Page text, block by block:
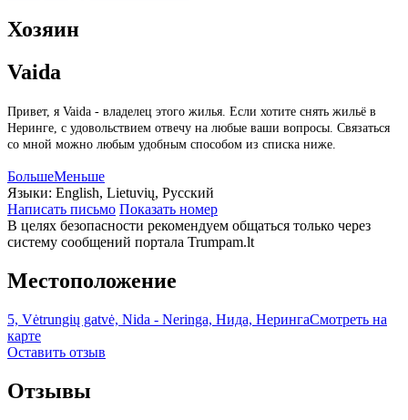
Хозяин
Vaida
Привет, я Vaida - владелец этого жилья. Если хотите снять жильё в
Неринге, с удовольствием отвечу на любые ваши вопросы. Связаться
со мной можно любым удобным способом из списка ниже.
БольшеМеньше
Языки: English, Lietuvių, Русский
Написать письмо Показать номер
В целях безопасности рекомендуем общаться только через
систему сообщений портала Trumpam.lt
Местоположение
5, Vėtrungių gatvė, Nida - Neringa, Нида, НерингаСмотреть на
карте
Оставить отзыв
Отзывы